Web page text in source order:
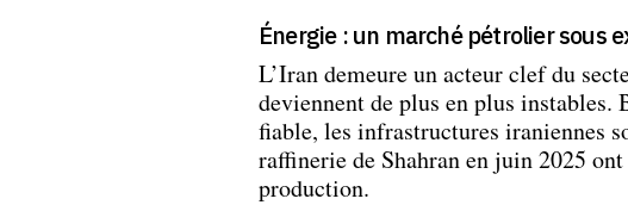
Énergie : un marché pétrolier sous
L’Iran demeure un acteur clef du
deviennent de plus en plus
fiable, les infrastructures iraniennes
raffinerie de Shahran en juin 2025
production.